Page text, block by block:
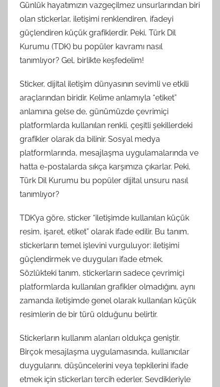
Günlük hayatımızın vazgeçilmez unsurlarından biri
olan stickerlar, iletişimi renklendiren, ifadeyi
güçlendiren küçük grafiklerdir. Peki, Türk Dil
Kurumu (TDK) bu popüler kavramı nasıl
tanımlıyor? Gel, birlikte keşfedelim!
Sticker, dijital iletişim dünyasının sevimli ve etkili
araçlarından biridir. Kelime anlamıyla “etiket”
anlamına gelse de, günümüzde çevrimiçi
platformlarda kullanılan renkli, çeşitli şekillerdeki
grafikler olarak da bilinir. Sosyal medya
platformlarında, mesajlaşma uygulamalarında ve
hatta e-postalarda sıkça karşımıza çıkarlar. Peki,
Türk Dil Kurumu bu popüler dijital unsuru nasıl
tanımlıyor?
TDK’ya göre, sticker “iletişimde kullanılan küçük
resim, işaret, etiket” olarak ifade edilir. Bu tanım,
stickerların temel işlevini vurguluyor: iletişimi
güçlendirmek ve duyguları ifade etmek.
Sözlükteki tanım, stickerların sadece çevrimiçi
platformlarda kullanılan grafikler olmadığını, aynı
zamanda iletişimde genel olarak kullanılan küçük
resimlerin de bir türü olduğunu belirtir.
Stickerların kullanım alanları oldukça geniştir.
Birçok mesajlaşma uygulamasında, kullanıcılar
duygularını, düşüncelerini veya tepkilerini ifade
etmek için stickerları tercih ederler. Sevdikleriyle